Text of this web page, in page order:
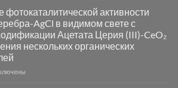
активности
AgCl в видимом свете с
Ацетата Церия (III)-CeO₂
нескольких органических